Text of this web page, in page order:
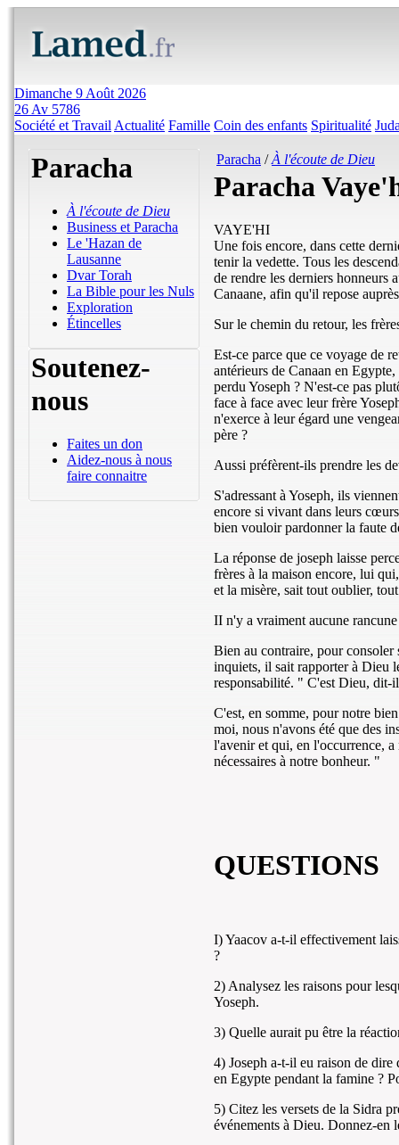
Dimanche 9 Août 2026
26 Av 5786
Société et Travail Actualité Famille Coin des enfants Spiritualité
Paracha
À l'écoute de Dieu
Business et Paracha
Le 'Hazan de
Lausanne
Dvar Torah
La Bible pour les Nuls
Exploration
Étincelles
Soutenez-
nous
Faites un don
Aidez-nous à nous
faire connaitre
Paracha /À l'écoute de Dieu
Paracha
VAYE'HI
Une fois encore, dans cette
tenir la vedette. Tous les
de rendre les derniers honneurs
Canaane, afin qu'il repose
Sur le chemin du retour, les
Est-ce parce que ce voyage de
antérieurs de Canaan en
perdu Yoseph ? N'est-ce pas
face à face avec leur frère
n'exerce à leur égard une
père ?
Aussi préfèrent-ils prendre les
S'adressant à Yoseph, ils
encore si vivant dans leurs
bien vouloir pardonner la faute
La réponse de joseph laisse
frères à la maison encore, lui
et la misère, sait tout oublier,
II n'y a vraiment aucune
Bien au contraire, pour consoler
inquiets, il sait rapporter à Dieu
responsabilité. " C'est Dieu, dit-
C'est, en somme, pour notre
moi, nous n'avons été que des
l'avenir et qui, en l'occurrence, a
nécessaires à notre bonheur. "
QUESTIONS
I) Yaacov a-t-il effectivement
?
2) Analysez les raisons pour
Yoseph.
3) Quelle aurait pu être la
4) Joseph a-t-il eu raison de
en Egypte pendant la famine ?
5) Citez les versets de la Sidra
événements à Dieu. Donnez-en